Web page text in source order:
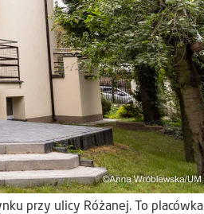
przy ulicy Różanej. To placówka